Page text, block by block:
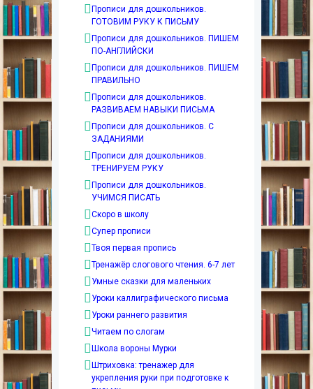
Прописи для дошкольников.
ГОТОВИМ РУКУ К ПИСЬМУ
Прописи для дошкольников. ПИШЕМ
ПО-АНГЛИЙСКИ
Прописи для дошкольников. ПИШЕМ
ПРАВИЛЬНО
Прописи для дошкольников.
РАЗВИВАЕМ НАВЫКИ ПИСЬМА
Прописи для дошкольников. С
ЗАДАНИЯМИ
Прописи для дошкольников.
ТРЕНИРУЕМ РУКУ
Прописи для дошкольников.
УЧИМСЯ ПИСАТЬ
Скоро в школу
Супер прописи
Твоя первая пропись
Тренажёр слогового чтения. 6-7 лет
Умные сказки для маленьких
Уроки каллиграфического письма
Уроки раннего развития
Читаем по слогам
Школа вороны Мурки
Штриховка: тренажер для
укрепления руки при подготовке к